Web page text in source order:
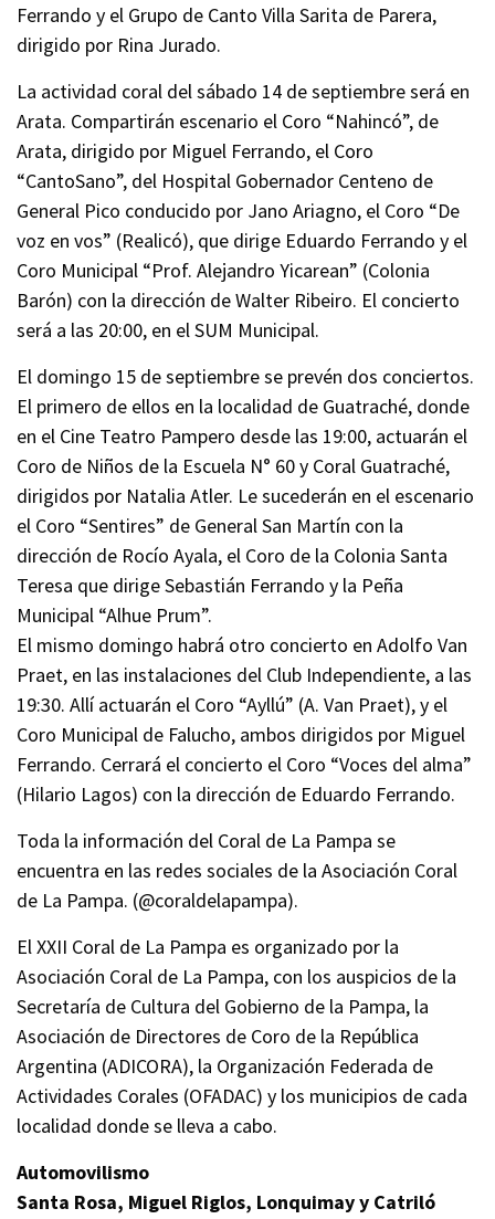
Ferrando y el Grupo de Canto Villa Sarita de Parera,
dirigido por Rina Jurado.
La actividad coral del sábado 14 de septiembre será en
Arata. Compartirán escenario el Coro “Nahincó”, de
Arata, dirigido por Miguel Ferrando, el Coro
“CantoSano”, del Hospital Gobernador Centeno de
General Pico conducido por Jano Ariagno, el Coro “De
voz en vos” (Realicó), que dirige Eduardo Ferrando y el
Coro Municipal “Prof. Alejandro Yicarean” (Colonia
Barón) con la dirección de Walter Ribeiro. El concierto
será a las 20:00, en el SUM Municipal.
El domingo 15 de septiembre se prevén dos conciertos.
El primero de ellos en la localidad de Guatraché, donde
en el Cine Teatro Pampero desde las 19:00, actuarán el
Coro de Niños de la Escuela N° 60 y Coral Guatraché,
dirigidos por Natalia Atler. Le sucederán en el escenario
el Coro “Sentires” de General San Martín con la
dirección de Rocío Ayala, el Coro de la Colonia Santa
Teresa que dirige Sebastián Ferrando y la Peña
Municipal “Alhue Prum”.
El mismo domingo habrá otro concierto en Adolfo Van
Praet, en las instalaciones del Club Independiente, a las
19:30. Allí actuarán el Coro “Ayllú” (A. Van Praet), y el
Coro Municipal de Falucho, ambos dirigidos por Miguel
Ferrando. Cerrará el concierto el Coro “Voces del alma”
(Hilario Lagos) con la dirección de Eduardo Ferrando.
Toda la información del Coral de La Pampa se
encuentra en las redes sociales de la Asociación Coral
de La Pampa. (@coraldelapampa).
El XXII Coral de La Pampa es organizado por la
Asociación Coral de La Pampa, con los auspicios de la
Secretaría de Cultura del Gobierno de la Pampa, la
Asociación de Directores de Coro de la República
Argentina (ADICORA), la Organización Federada de
Actividades Corales (OFADAC) y los municipios de cada
localidad donde se lleva a cabo.
Automovilismo
Santa Rosa, Miguel Riglos, Lonquimay y Catriló